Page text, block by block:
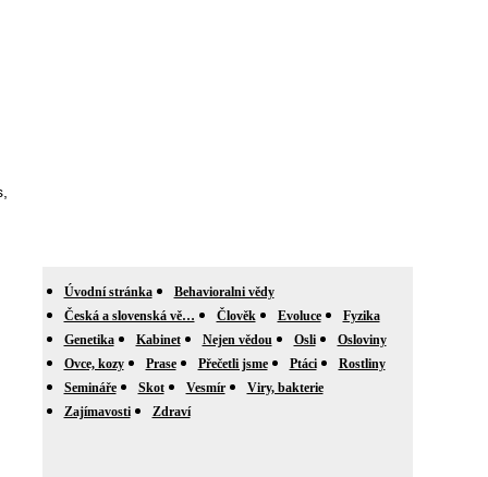
Úvodní stránka
Behavioralni vědy
Česká a slovenská vě…
Člověk Evoluce
Fyzika
Genetika
Kabinet Nejen vědou Osli
Osloviny
Ovce, kozy
Prase Přečetli jsme Ptáci
Rostliny
Semináře
Skot Vesmír
Viry, bakterie
Zajímavosti
Zdraví